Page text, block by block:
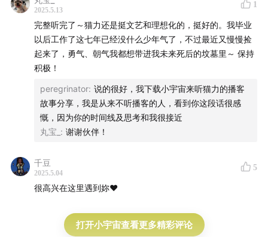
2025.5.13
1
完整听完了～猫力还是挺文艺和理想化的，挺好的。我毕业
以后工作了这七年已经没什么少年气了，不过最近又慢慢捡
起来了，勇气、朝气我都想带进我未来死后的坟墓里～ 保持
积极！
peregrinator: 说的很好，我下载小宇宙来听猫力的播客
故事分享，我是从来不听播客的人，看到你这段话很感
慨，因为你的时间线及思考和我很接近
丸宝_ : 谢谢伙伴！
千豆
2025.5.04
5
很高兴在这里遇到妳❤️
打开小宇宙查看更多精彩评论